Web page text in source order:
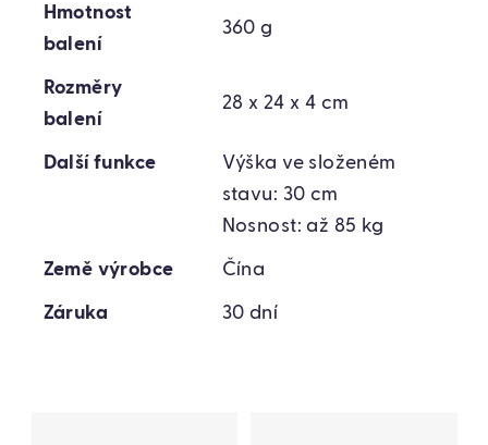
Hmotnost
balení
360 g
Rozměry
balení
28 x 24 x 4 cm
Další funkce
Výška ve složeném
stavu: 30 cm
Nosnost: až 85 kg
Země výrobce Čína
Záruka 30 dní